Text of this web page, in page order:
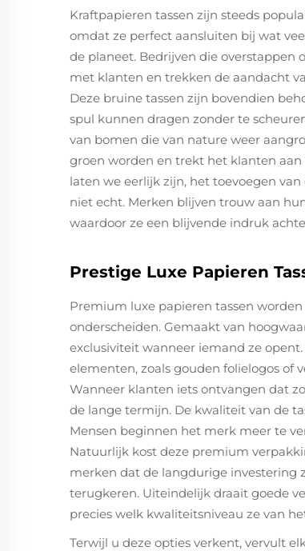
Kraftpapieren tassen zijn steeds
omdat ze perfect aansluiten bij wat
de planeet. Bedrijven die overstappen
met klanten en trekken de aandacht
Deze bruine tassen zijn bovendien
spul kunnen dragen zonder te
van bomen die van nature weer
groen worden en trekt het klanten
laten we eerlijk zijn, het toevoegen
niet echt. Merken blijven trouw aan
waardoor ze een blijvende indruk
Prestige Luxe Papieren
Premium luxe papieren tassen
onderscheiden. Gemaakt van
exclusiviteit wanneer iemand ze
elementen, zoals gouden folielogos of
Wanneer klanten iets ontvangen dat
de lange termijn. De kwaliteit van de
Mensen beginnen het merk meer te
Natuurlijk kost deze premium
merken dat de langdurige investering
terugkeren. Uiteindelijk draait goede
precies welk kwaliteitsniveau ze van
Terwijl u deze opties verkent, vervult